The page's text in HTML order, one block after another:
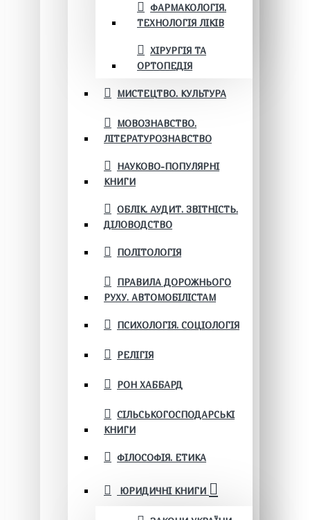
ФАРМАКОЛОГІЯ.
ТЕХНОЛОГІЯ ЛІКІВ
ХІРУРГІЯ ТА
ОРТОПЕДІЯ
МИСТЕЦТВО. КУЛЬТУРА
МОВОЗНАВСТВО.
ЛІТЕРАТУРОЗНАВСТВО
НАУКОВО-ПОПУЛЯРНІ
КНИГИ
ОБЛІК. АУДИТ. ЗВІТНІСТЬ.
ДІЛОВОДСТВО
ПОЛІТОЛОГІЯ
ПРАВИЛА ДОРОЖНЬОГО
РУХУ. АВТОМОБІЛІСТАМ
ПСИХОЛОГІЯ. СОЦІОЛОГІЯ
РЕЛІГІЯ
РОН ХАББАРД
СІЛЬСЬКОГОСПОДАРСЬКІ
КНИГИ
ФІЛОСОФІЯ. ЕТИКА
ЮРИДИЧНІ КНИГИ